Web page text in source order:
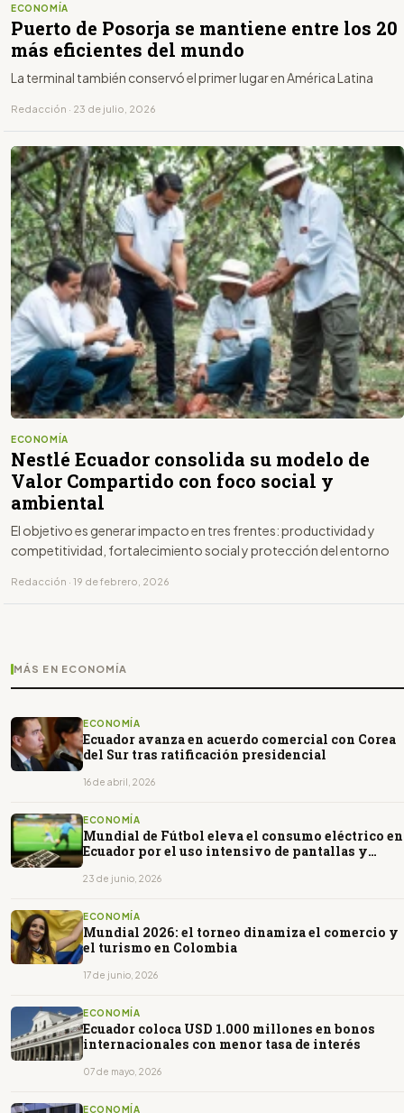
ECONOMÍA
Puerto de Posorja se mantiene entre los 20
más eficientes del mundo
La terminal también conservó el primer lugar en América Latina
Redacción · 23 de julio, 2026
ECONOMÍA
Nestlé Ecuador consolida su modelo de
Valor Compartido con foco social y
ambiental
El objetivo es generar impacto en tres frentes: productividad y
competitividad, fortalecimiento social y protección del entorno
Redacción · 19 de febrero, 2026
MÁS EN ECONOMÍA
ECONOMÍA
Ecuador avanza en acuerdo comercial con Corea
del Sur tras ratificación presidencial
16 de abril, 2026
ECONOMÍA
Mundial de Fútbol eleva el consumo eléctrico en
Ecuador por el uso intensivo de pantallas y
23 de junio, 2026
ECONOMÍA
Mundial 2026: el torneo dinamiza el comercio y
el turismo en Colombia
17 de junio, 2026
ECONOMÍA
Ecuador coloca USD 1.000 millones en bonos
internacionales con menor tasa de interés
07 de mayo, 2026
ECONOMÍA